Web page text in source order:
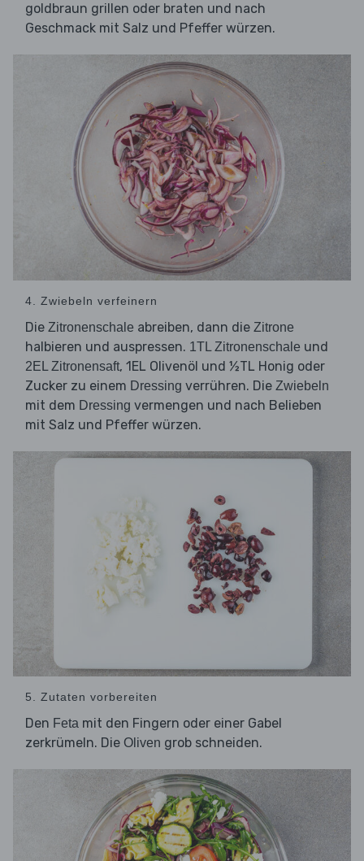
goldbraun grillen oder braten und nach
Geschmack mit Salz und Pfeffer würzen.
4. Zwiebeln verfeinern
Die Zitronenschale abreiben, dann die Zitrone
halbieren und auspressen. 1TL Zitronenschale und
2EL Zitronensaft, 1EL Olivenöl und ½TL Honig oder
Zucker zu einem Dressing verrühren. Die Zwiebeln
mit dem Dressing vermengen und nach Belieben
mit Salz und Pfeffer würzen.
5. Zutaten vorbereiten
Den Feta mit den Fingern oder einer Gabel
zerkrümeln. Die Oliven grob schneiden.